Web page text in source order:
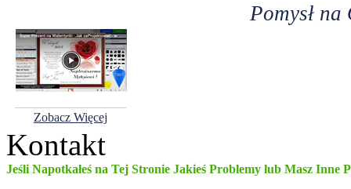
Pomysł
Zobacz Więcej
Kontakt
Jeśli Napotkałeś na Tej Stronie Jakieś Problemy lub Masz Inne